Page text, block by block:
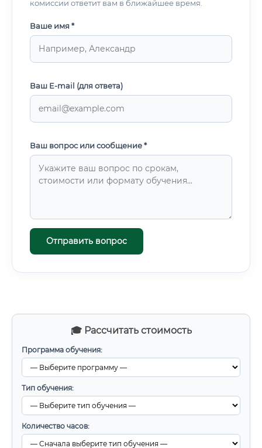
🎓 Рассчитать стоимость
Программа обучения:
Тип обучения:
Количество часов:
энергетиками ✅ Участие в пилотных проектах по
компаниях обязанности строго разделены — один
специалист занимается только аналитикой данных,
другой — проектированием, третий —
кибербезопасностью.
комиссии ответит вам в ближайшее время.
Ваше имя *
Ваш E-mail (для ответа)
Ваш вопрос или сообщение *
Отправить вопрос